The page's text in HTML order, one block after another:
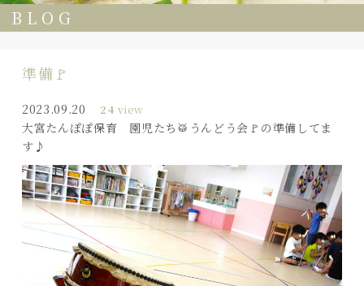
BLOG
準備🚩
2023.09.20 24 view
大宮たんぽぽ保育 園児たち🥁うんどう会🚩の準備してま
す♪